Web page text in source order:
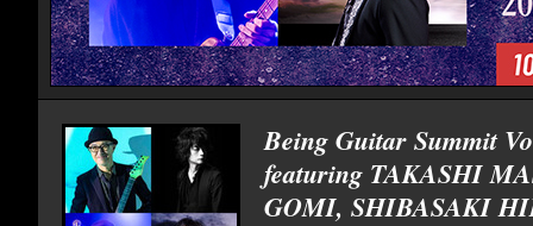
Being Guitar Summit
featuring TAKASHI
GOMI, SHIBASAKI